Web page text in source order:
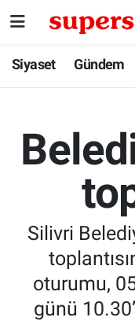
Siyaset Gündem
Silivri
oturumu,
günü
Siyaset
Gizli Gündem
Belediye
İstanbul
İstanbul Hava
İstanbul
İstanbul
Süper Lig
Tüm Manşetler
Son Dakika